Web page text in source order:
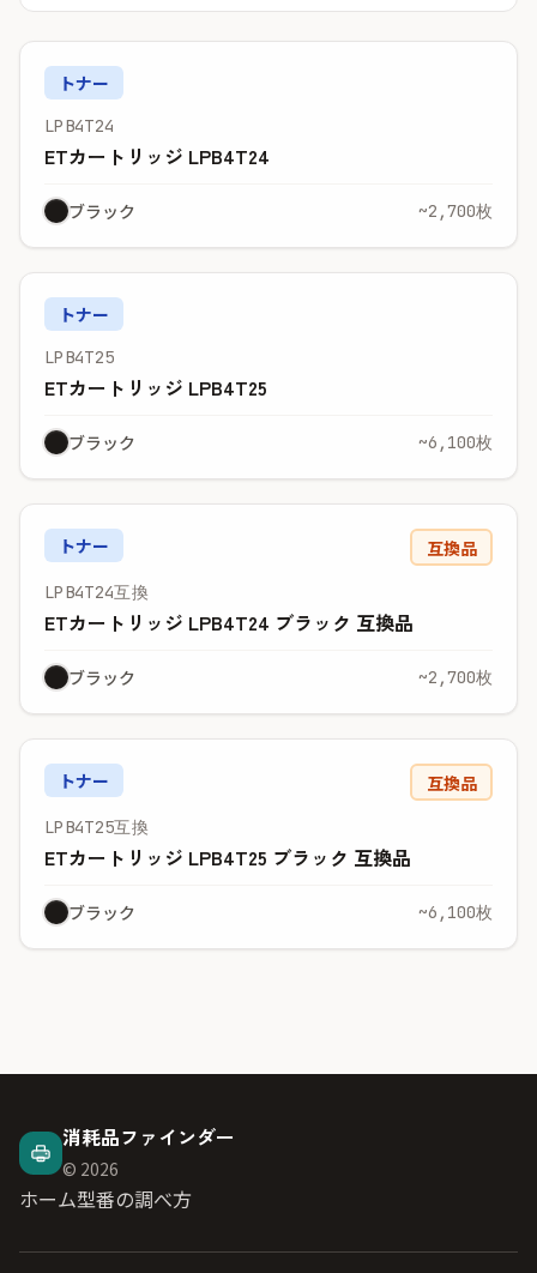
トナー
LPB4T24
ETカートリッジ LPB4T24
ブラック ~2,700枚
トナー
LPB4T25
ETカートリッジ LPB4T25
ブラック ~6,100枚
トナー 互換品
LPB4T24互換
ETカートリッジ LPB4T24 ブラック 互換品
ブラック ~2,700枚
トナー 互換品
LPB4T25互換
ETカートリッジ LPB4T25 ブラック 互換品
ブラック ~6,100枚
消耗品ファインダー
© 2026
ホーム型番の調べ方